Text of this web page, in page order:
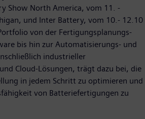
Show North America, vom 11. -
und Inter Battery, vom 10.- 12.10
von der Fertigungsplanungs-
bis hin zur Automatisierungs- und
industrieller
Cloud-Lösungen, trägt dazu bei, die
in jedem Schritt zu optimieren und
von Batteriefertigungen zu